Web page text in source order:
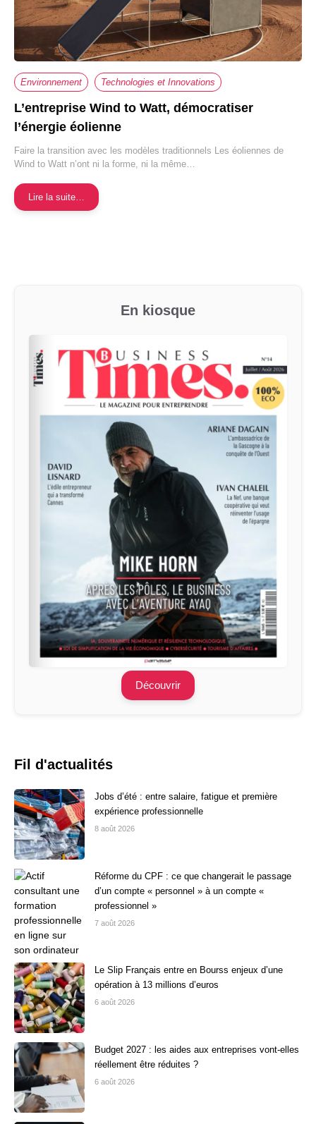
Environnement Technologies et Innovations
L’entreprise Wind to Watt, démocratiser
l’énergie éolienne
Faire la transition avec les modèles traditionnels Les éoliennes de
Wind to Watt n’ont ni la forme, ni la même…
Lire la suite…
En kiosque
Découvrir
Fil d'actualités
Jobs d’été : entre salaire, fatigue et première
expérience professionnelle
8 août 2026
Réforme du CPF : ce que changerait le passage
d’un compte « personnel » à un compte «
professionnel »
7 août 2026
Le Slip Français entre en Bourss enjeux d’une
opération à 13 millions d’euros
6 août 2026
Budget 2027 : les aides aux entreprises vont-elles
réellement être réduites ?
6 août 2026